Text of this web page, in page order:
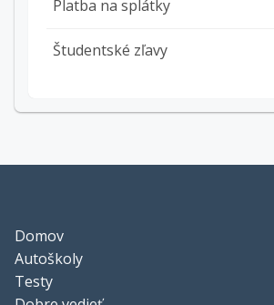
Platba na splátky
Študentské zľavy
Domov
Autoškoly
Testy